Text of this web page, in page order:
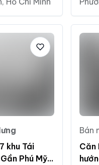
khu Tái
Phú Mỹ
Bán
Căn